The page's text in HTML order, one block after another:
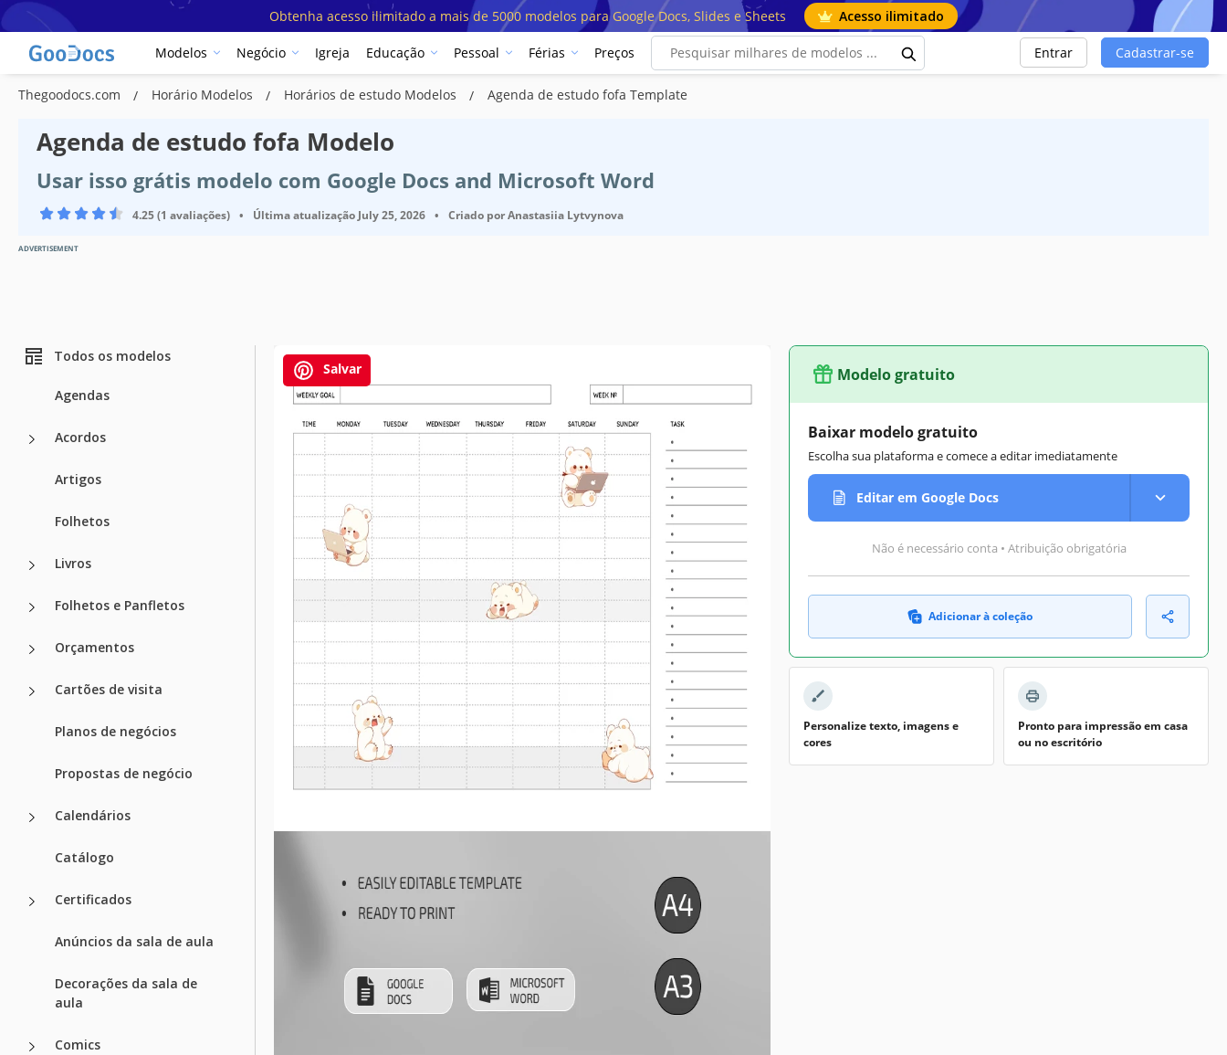
Obtenha acesso ilimitado a mais de 5000 modelos para Google Docs, Slides e Sheets Acesso ilimitado
Modelos Negócio Igreja Educação Pessoal Férias Preços Entrar Cadastrar-se
Thegoodocs.com Horário Modelos Horários de estudo Modelos Agenda de estudo fofa Template
Agenda de estudo fofa Modelo
Usar isso grátis modelo com Google Docs and Microsoft Word
4.25 (1 avaliações) • Última atualização July 25, 2026 • Criado porAnastasiia Lytvynova
ADVERTISEMENT
Todos os modelos
Agendas
Acordos
Artigos
Folhetos
Livros
Folhetos e Panfletos
Orçamentos
Cartões de visita
Planos de negócios
Propostas de negócio
Calendários
Catálogo
Certificados
Anúncios da sala de aula
Decorações da sala de
aula
Comics
Salvar Modelo gratuito
Baixar modelo gratuito
Escolha sua plataforma e comece a editar imediatamente
Editar em Google Docs
Não é necessário conta • Atribuição obrigatória
Adicionar à coleção
Personalize texto, imagens e
cores
Pronto para impressão em casa
ou no escritório